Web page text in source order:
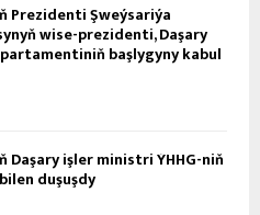
Prezidenti Şweýsariýa
wise-prezidenti, Daşary
başlygyny kabul
Daşary işler ministri ÝHHG-niň
duşuşdy